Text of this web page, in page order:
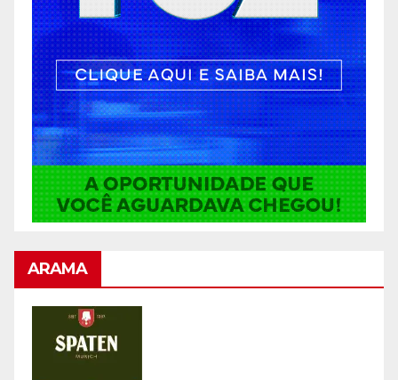
ARAMA